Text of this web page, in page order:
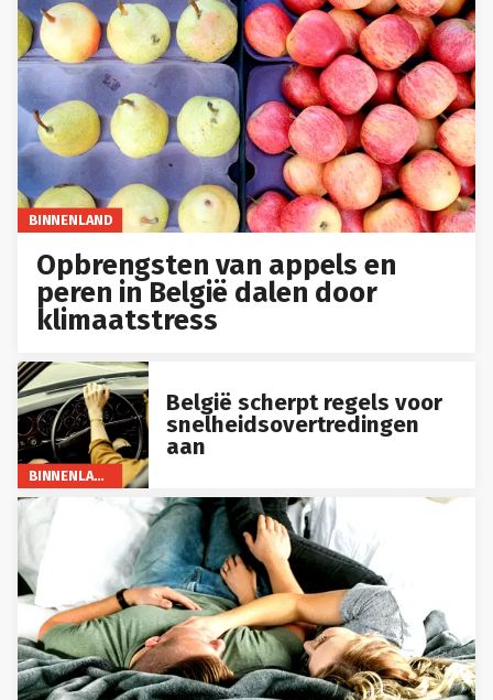
BINNENLAND
Opbrengsten van appels en
peren in België dalen door
klimaatstress
BINNENLAND
België scherpt regels voor
snelheidsovertredingen
aan